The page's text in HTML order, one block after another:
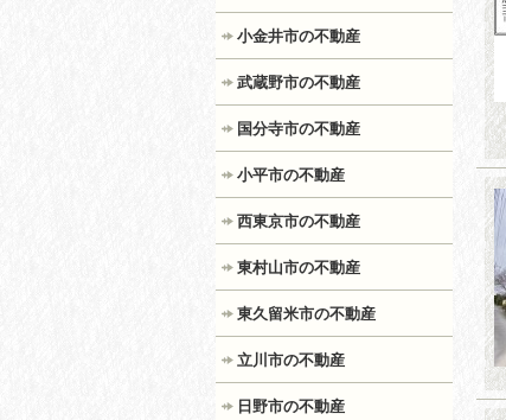
小金井市の不動産
武蔵野市の不動産
国分寺市の不動産
小平市の不動産
西東京市の不動産
東村山市の不動産
東久留米市の不動産
立川市の不動産
日野市の不動産